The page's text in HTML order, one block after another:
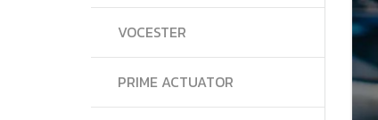
VOCESTER
PRIME ACTUATOR